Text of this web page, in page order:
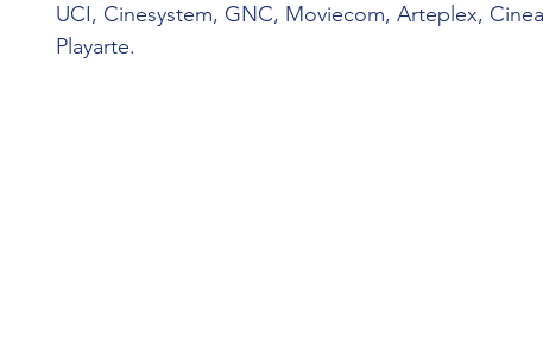
UCI, Cinesystem, GNC, Moviecom, Arteplex,
Playarte.